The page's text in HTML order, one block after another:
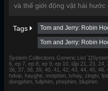
và thế giới động vật hài hước
Tags Tom and Jerry: Robin
Tom and Jerry: Robin
6, ep 7, ep 8, ep 9, ep 10, tập 21, 23, 24,
36, 37, 38, 39, 40, 41, 42, 43, 44, 45, 46,
hdvip, hayghe, motphim, tvhay, zingtv,
dongphim, fullphim, phephim, bluphim